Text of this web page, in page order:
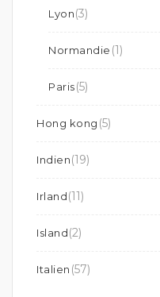
Lyon(3)
Normandie (1)
Paris(5)
Hong kong (5)
Indien(19)
Irland(11)
Island(2)
Italien (57)